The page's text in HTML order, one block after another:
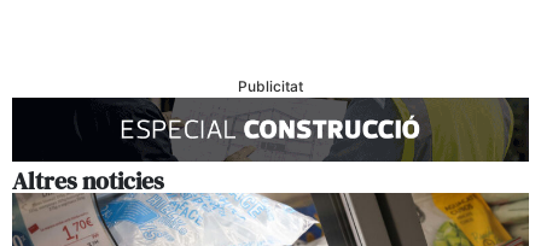
Publicitat
Altres noticies